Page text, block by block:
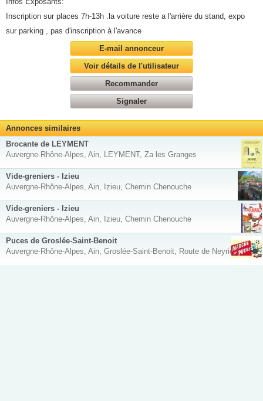
Inscription sur places 7h-13h .la voiture reste a l'arrière du stand, expo
sur parking , pas d'inscription à l'avance
E-mail annonceur
Voir détails de l'utilisateur
Recommander
Signaler
Annonces similaires
Brocante de LEYMENT
Auvergne-Rhône-Alpes, Ain, LEYMENT, Za les Granges
Vide-greniers - Izieu
Auvergne-Rhône-Alpes, Ain, Izieu, Chemin Chenouche
Vide-greniers - Izieu
Auvergne-Rhône-Alpes, Ain, Izieu, Chemin Chenouche
Puces de Groslée-Saint-Benoit
Auvergne-Rhône-Alpes, Ain, Groslée-Saint-Benoit, Route de Neyrieu